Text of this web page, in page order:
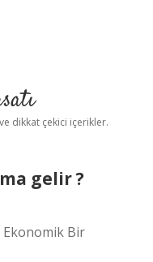
dikkat çekici içerikler.
gelir ?
Ekonomik Bir